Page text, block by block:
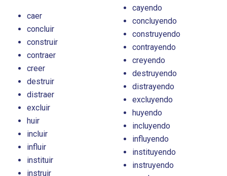
caer
concluir
construir
contraer
creer
destruir
distraer
excluir
huir
incluir
influir
instituir
instruir
cayendo
concluyendo
construyendo
contrayendo
creyendo
destruyendo
distrayendo
excluyendo
huyendo
incluyendo
influyendo
instituyendo
instruyendo